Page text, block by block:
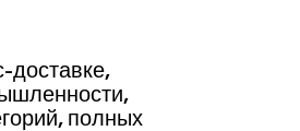
доставке,
полных